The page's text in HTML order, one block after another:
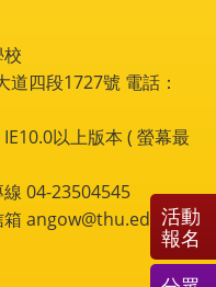
四段1727號 電話：
以上版本 ( 螢幕最
04-23504545
箱 angow@thu.edu.tw
活動
報名